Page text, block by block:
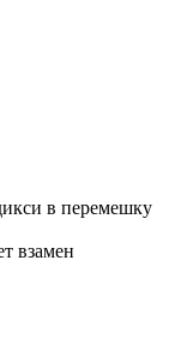
в перемешку
взамен